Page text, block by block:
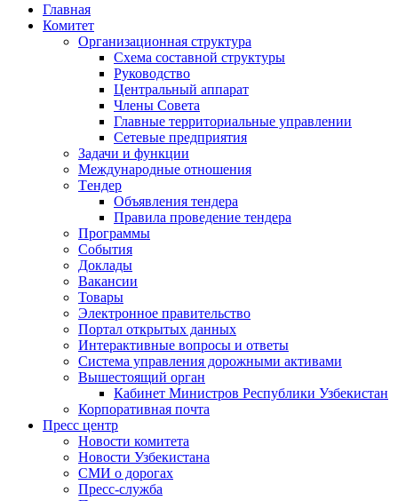
Главная
Комитет
Организационная структура
Схема составной структуры
Руководство
Центральный аппарат
Члены Совета
Главные территориальные управлении
Сетевые предприятия
Задачи и функции
Международные отношения
Tендер
Объявления тендера
Правила проведение тендера
Программы
Cобытия
Доклады
Вакансии
Товары
Электронное правительство
Портал открытых данных
Интерактивные вопросы и ответы
Система управления дорожными активами
Вышестоящий орган
Кабинет Министров Республики Узбекистан
Корпоративная почта
Пресс центр
Новости комитета
Новости Узбекистана
СМИ о дорогах
Пресс-служба